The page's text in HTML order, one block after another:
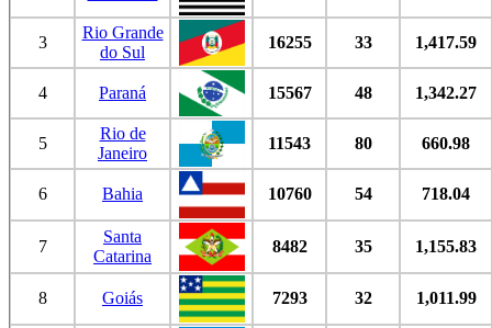
3
Rio Grande
do Sul
16255 33 1,417.59
4 Paraná 15567 48 1,342.27
5
Rio de
Janeiro
11543 80 660.98
6 Bahia 10760 54 718.04
7
Santa
Catarina
8482 35 1,155.83
8 Goiás 7293 32 1,011.99